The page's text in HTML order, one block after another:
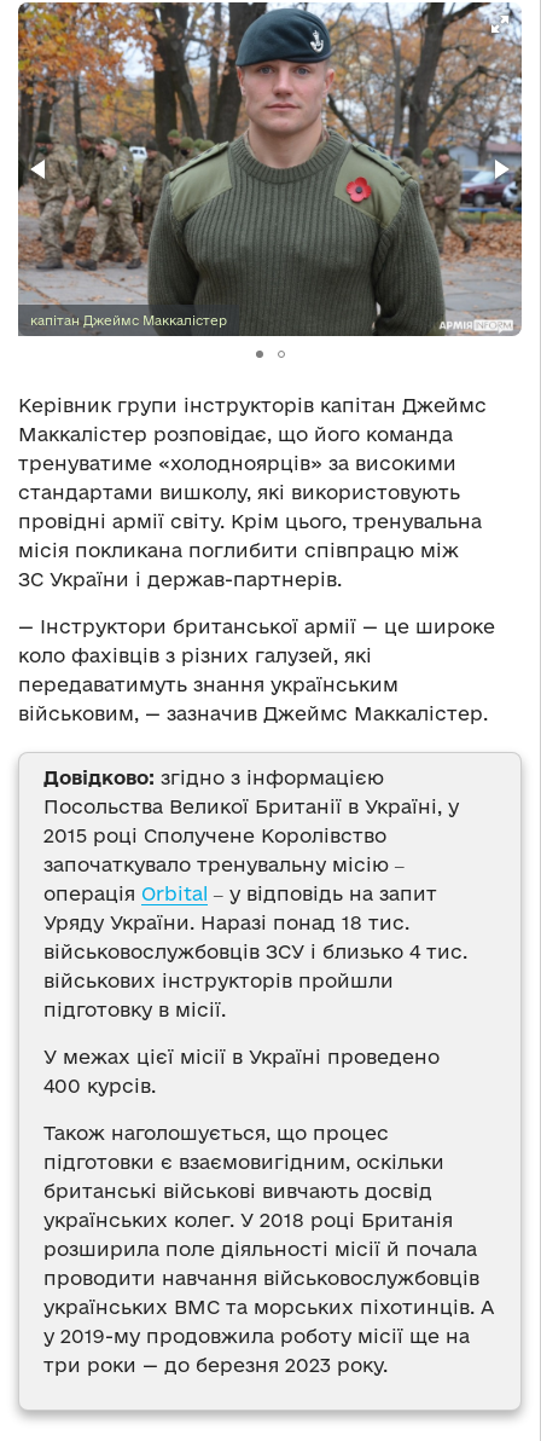
капітан Джеймс Маккалістер
Керівник групи інструкторів капітан Джеймс
Маккалістер розповідає, що його команда
тренуватиме «холодноярців» за високими
стандартами вишколу, які використовують
провідні армії світу. Крім цього, тренувальна
місія покликана поглибити співпрацю між
ЗС України і держав-партнерів.
— Інструктори британської армії — це широке
коло фахівців з різних галузей, які
передаватимуть знання українським
військовим, — зазначив Джеймс Маккалістер.
Довідково: згідно з інформацією
Посольства Великої Британії в Україні, у
2015 році Сполучене Королівство
започаткувало тренувальну місію ‒
операція Orbital ‒ у відповідь на запит
Уряду України. Наразі понад 18 тис.
військовослужбовців ЗСУ і близько 4 тис.
військових інструкторів пройшли
підготовку в місії.
У межах цієї місії в Україні проведено
400 курсів.
Також наголошується, що процес
підготовки є взаємовигідним, оскільки
британські військові вивчають досвід
українських колег. У 2018 році Британія
розширила поле діяльності місії й почала
проводити навчання військовослужбовців
українських ВМС та морських піхотинців. А
у 2019-му продовжила роботу місії ще на
три роки — до березня 2023 року.